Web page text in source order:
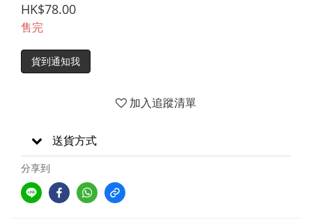
HK$78.00
售完
貨到通知我
加入追蹤清單
送貨方式
分享到